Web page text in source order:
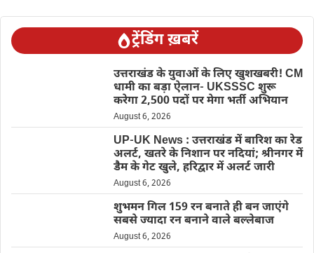
ट्रेंडिंग ख़बरें
उत्तराखंड के युवाओं के लिए खुशखबरी! CM
धामी का बड़ा ऐलान- UKSSSC शुरू
करेगा 2,500 पदों पर मेगा भर्ती अभियान
August 6, 2026
UP-UK News : उत्तराखंड में बारिश का रेड
अलर्ट, खतरे के निशान पर नदियां; श्रीनगर में
डैम के गेट खुले, हरिद्वार में अलर्ट जारी
August 6, 2026
शुभमन गिल 159 रन बनाते ही बन जाएंगे
सबसे ज्यादा रन बनाने वाले बल्लेबाज
August 6, 2026